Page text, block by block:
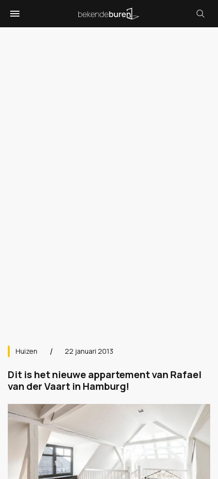
Huizen 22 januari 2013
Dit is het nieuwe appartement van Rafael
van der Vaart in Hamburg!